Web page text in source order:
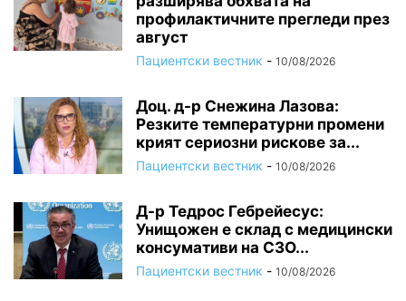
профилактичните прегледи през
август
Пациентски вестник - 10/08/2026
Доц. д-р Снежина Лазова:
Резките температурни промени
крият сериозни рискове за...
Пациентски вестник - 10/08/2026
Д-р Тедрос Гебрейесус:
Унищожен е склад с медицински
консумативи на СЗО...
Пациентски вестник - 10/08/2026